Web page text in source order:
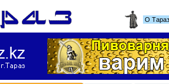
О